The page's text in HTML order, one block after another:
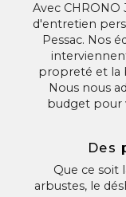
Avec
d'entretien
Pessac. Nos
propreté et la
Nous nous
budget pour
Des
Que ce soit
arbustes, le